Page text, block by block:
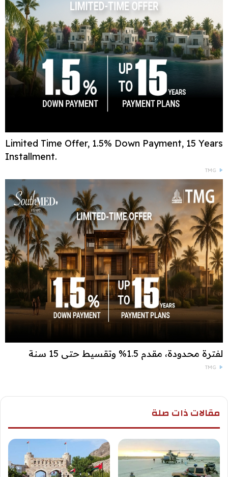
Limited Time Offer, 1.5% Down Payment, 15 Years
Installment.
TMG
لفترة محدودة، مقدم 1.5% وتقسيط حتى 15 سنة
TMG
مقالات ذات صلة